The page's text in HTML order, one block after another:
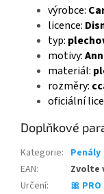
výrobce:
licence:
typ:
motivy:
materiál:
rozměry:
oficiální
Doplňkové
Kategorie: Penály
EAN:
Zvolte
Určení:
🎀 PRO